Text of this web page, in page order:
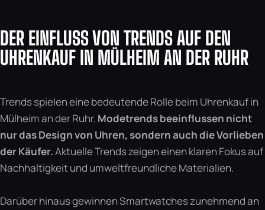
DER EINFLUSS VON TRENDS AUF DEN
UHRENKAUF IN MÜLHEIM AN DER RUHR
Trends spielen eine bedeutende Rolle beim Uhrenkauf in
Mülheim an der Ruhr. Modetrends beeinflussen nicht
nur das Design von Uhren, sondern auch die Vorlieben
der Käufer.Aktuelle Trends zeigen einen klaren Fokus auf
Nachhaltigkeit und umweltfreundliche Materialien.
Darüber hinaus gewinnen Smartwatches zunehmend an